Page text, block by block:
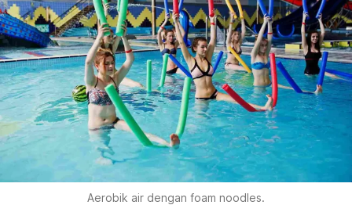
Aerobik air dengan foam noodles.